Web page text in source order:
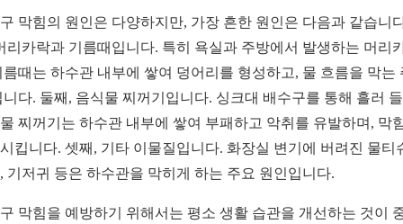
막힘의 원인은 다양하지만, 가장 흔한 원인은 다음과 같습니
리카락과 기름때입니다. 특히 욕실과 주방에서 발생하는 머리
름때는 하수관 내부에 쌓여 덩어리를 형성하고, 물 흐름을 막는
니다. 둘째, 음식물 찌꺼기입니다. 싱크대 배수구를 통해 흘러
찌꺼기는 하수관 내부에 쌓여 부패하고 악취를 유발하며, 막
킵니다. 셋째, 기타 이물질입니다. 화장실 변기에 버려진 물티
기저귀 등은 하수관을 막히게 하는 주요 원인입니다.
막힘을 예방하기 위해서는 평소 생활 습관을 개선하는 것이